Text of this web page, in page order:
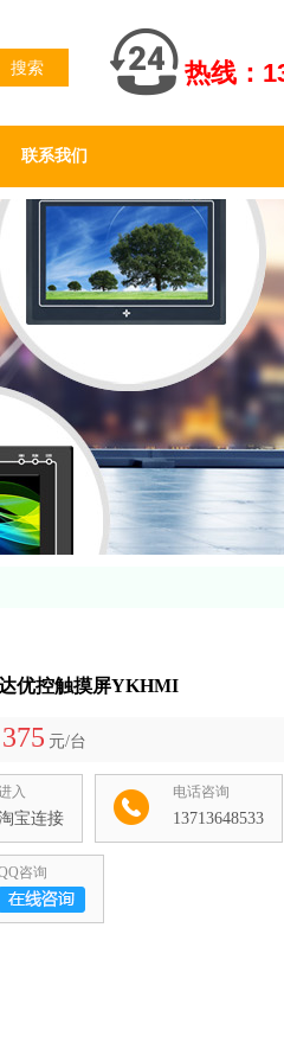
热线：
搜索
联系我们
优控触摸屏YKHMI
375 元/台
入
宝连接
电话咨询
13713648533
咨询